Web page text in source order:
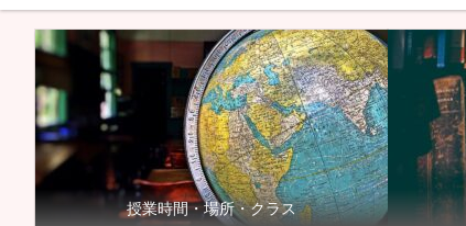
授業時間・場所・クラス